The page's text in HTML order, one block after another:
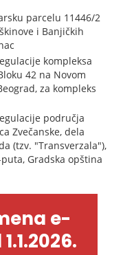
parcelu 11446/2
i Banjičkih
kompleksa
42 na Novom
za kompleks
područja
Zvečanske, dela
(tzv. "Transverzala"),
Gradska opština
e-